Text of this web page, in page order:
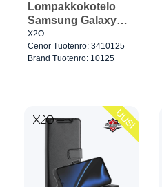
Lompakkokotelo
Samsung Galaxy
A57 5G Greige
X2O
Cenor Tuotenro: 3410125
Brand Tuotenro: 10125
UUSI